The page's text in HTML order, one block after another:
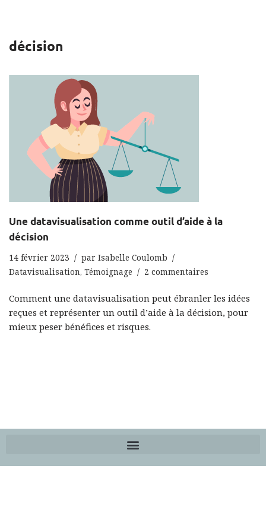
décision
Une datavisualisation comme outil d’aide à la
décision
14 février 2023 par Isabelle Coulomb
Datavisualisation, Témoignage 2 commentaires
Comment une datavisualisation peut ébranler les idées
reçues et représenter un outil d’aide à la décision, pour
mieux peser bénéfices et risques.